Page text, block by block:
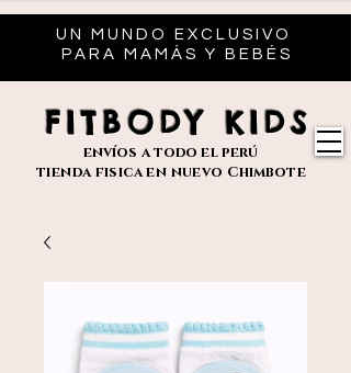
UN MUNDO EXCLUSIVO
PARA MAMÁS Y BEBÉS
FITBODY KIDS
envíos a todo el perú
tienda fisica en nuevo Chimbote